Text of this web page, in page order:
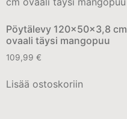
Pöytälevy 120x50x3,8 cm
ovaali täysi mangopuu
109,99 €
Lisää ostoskoriin